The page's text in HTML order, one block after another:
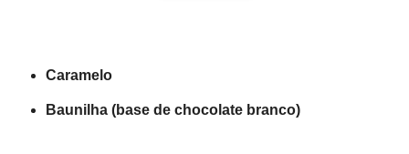
Caramelo
Baunilha (base de chocolate branco)